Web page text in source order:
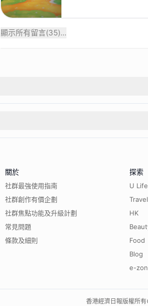
顯示所有留言(35)...
關於
社群最強使用指南
社群創作有價企劃
社群焦點功能及升級計劃
常見問題
條款及細則
探索
U
Travel
HK
Food
Blog
e-
香港經濟日報版權所